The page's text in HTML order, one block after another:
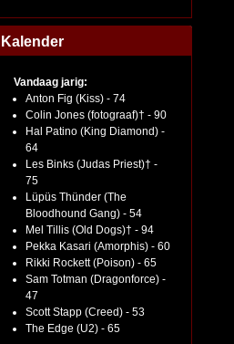
Kalender
Vandaag jarig:
Anton Fig (Kiss) - 74
Colin Jones (fotograaf)† - 90
Hal Patino (King Diamond) -
64
Les Binks (Judas Priest)† -
75
Lüpüs Thünder (The
Bloodhound Gang) - 54
Mel Tillis (Old Dogs)† - 94
Pekka Kasari (Amorphis) - 60
Rikki Rockett (Poison) - 65
Sam Totman (Dragonforce) -
47
Scott Stapp (Creed) - 53
The Edge (U2) - 65